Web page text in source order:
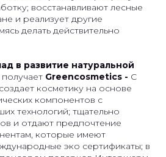
восстанавливают лесные
и реализует другие
делать действительно
в развитие натуральной
Greencosmetics - С
косметику на основе
компонентов с
технологий; тщательно
и отдают предпочтение
которые имеют
эко сертификаты; в